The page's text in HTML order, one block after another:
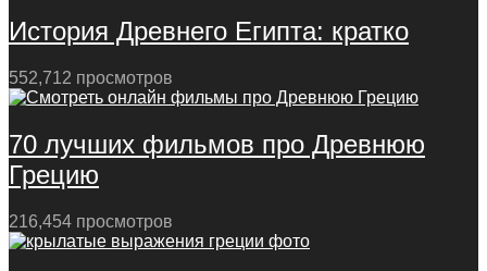
История Древнего Египта: кратко
552,712 просмотров
70 лучших фильмов про Древнюю
Грецию
216,454 просмотров